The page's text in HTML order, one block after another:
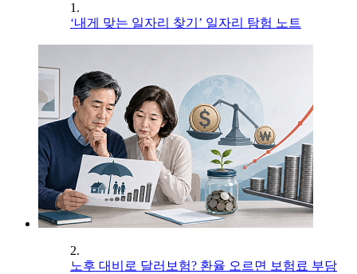
1.
‘내게 맞는 일자리 찾기’ 일자리 탐험 노트
2.
노후 대비로 달러보험? 환율 오르면 보험료 부담